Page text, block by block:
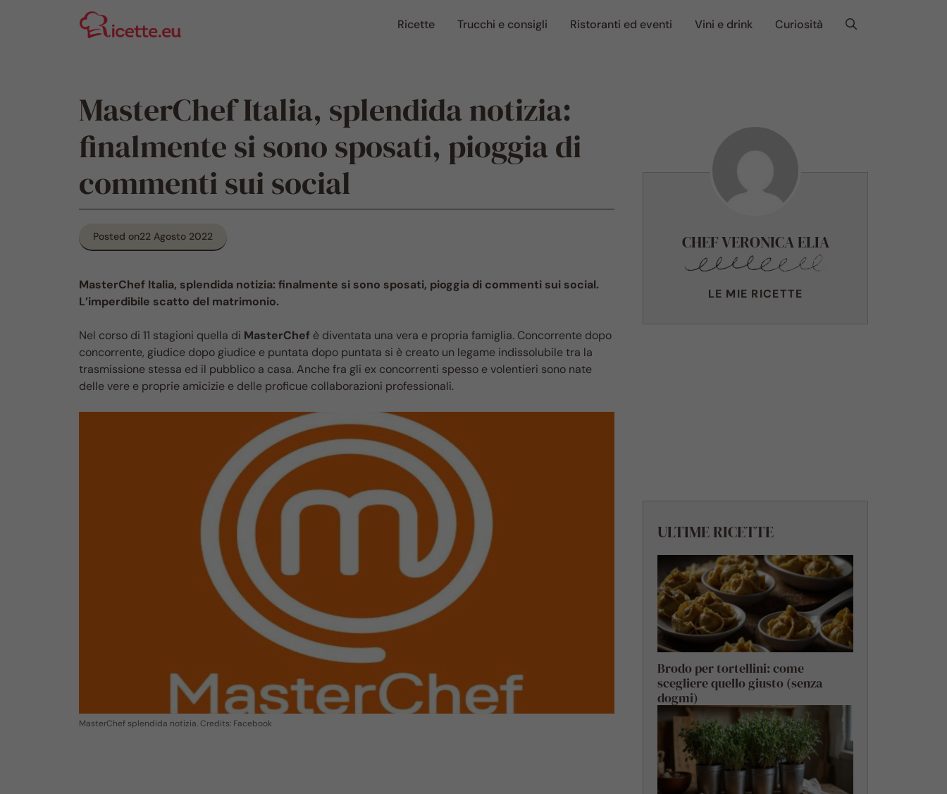
Ricette Trucchi e consigli Ristoranti ed eventi Vini e drink Curiosità
MasterChef Italia, splendida notizia:
finalmente si sono sposati, pioggia di
commenti sui social
Posted on22 Agosto 2022
MasterChef Italia, splendida notizia: finalmente si sono sposati, pioggia di commenti sui social.
L’imperdibile scatto del matrimonio.
Nel corso di 11 stagioni quella di MasterChef è diventata una vera e propria famiglia. Concorrente dopo
concorrente, giudice dopo giudice e puntata dopo puntata si è creato un legame indissolubile tra la
trasmissione stessa ed il pubblico a casa. Anche fra gli ex concorrenti spesso e volentieri sono nate
delle vere e proprie amicizie e delle proficue collaborazioni professionali.
MasterChef splendida notizia. Credits: Facebook
CHEF VERONICA ELIA
LE MIE RICETTE
ULTIME RICETTE
Brodo per tortellini: come
scegliere quello giusto (senza
dogmi)